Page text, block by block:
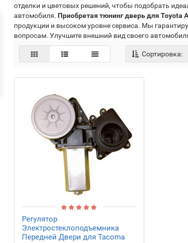
отделки и цветовых решений, чтобы подобрать
автомобиля. Приобретая тюнинг дверь для Toyota
продукции и высоком уровне сервиса. Мы
вопросам. Улучшите внешний вид своего
Сортировка:
Регулятор
Электростеклоподъемника
Передней Двери для Tacoma